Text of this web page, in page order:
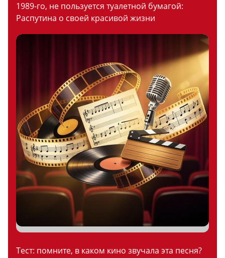
1989-го, не пользуется туалетной бумагой:
Распутина о своей красивой жизни
Тест: помните, в каком кино звучала эта песня?